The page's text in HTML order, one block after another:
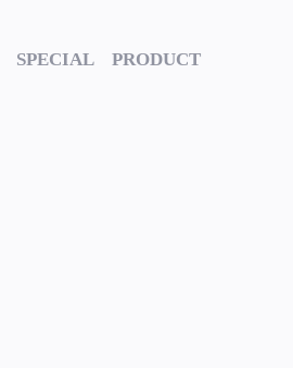
SPECIAL PRODUCT